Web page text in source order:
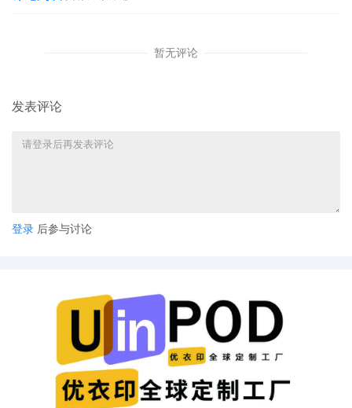
暂无评论
发表评论
登录 后参与讨论